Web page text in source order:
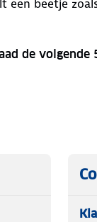
een beetje
de volgende